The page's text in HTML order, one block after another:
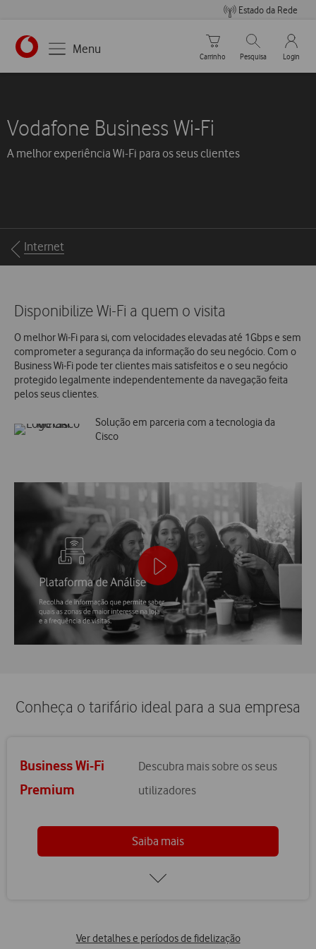
Estado da Rede
Menu
Carrinho de compras
Carrinho
Pesquisar
Pesquisa
My
Login
Vodafone Business Wi-Fi
A melhor experiência Wi-Fi para os seus clientes
Breadcrumbs
Internet
Disponibilize Wi-Fi a quem o visita
O melhor Wi-Fi para si, com velocidades elevadas até 1Gbps e sem
comprometer a segurança da informação do seu negócio. Com o
Business Wi-Fi pode ter clientes mais satisfeitos e o seu negócio
protegido legalmente independentemente da navegação feita
pelos seus clientes.
Solução em parceria com a tecnologia da
Cisco
Conheça o tarifário ideal para a sua empresa
Business Wi-Fi
Premium
Descubra mais sobre os seus
utilizadores
Saiba mais
Ver detalhes e períodos de fidelização